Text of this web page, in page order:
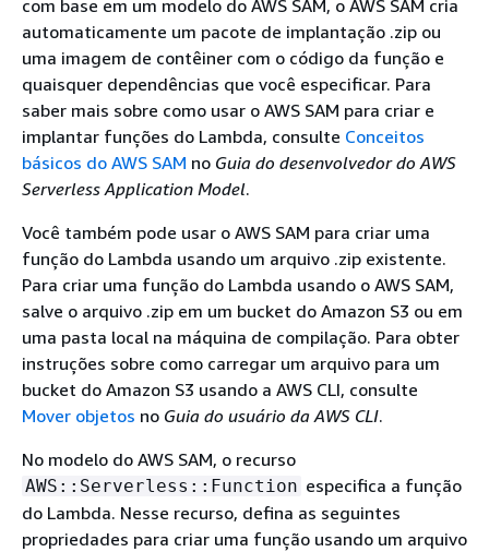
com base em um modelo do AWS SAM, o AWS SAM cria
automaticamente um pacote de implantação .zip ou
uma imagem de contêiner com o código da função e
quaisquer dependências que você especificar. Para
saber mais sobre como usar o AWS SAM para criar e
implantar funções do Lambda, consulte Conceitos
básicos do AWS SAM no Guia do desenvolvedor do AWS
Serverless Application Model.
Você também pode usar o AWS SAM para criar uma
função do Lambda usando um arquivo .zip existente.
Para criar uma função do Lambda usando o AWS SAM,
salve o arquivo .zip em um bucket do Amazon S3 ou em
uma pasta local na máquina de compilação. Para obter
instruções sobre como carregar um arquivo para um
bucket do Amazon S3 usando a AWS CLI, consulte
Mover objetos no Guia do usuário da AWS CLI.
No modelo do AWS SAM, o recurso
AWS::Serverless::Function especifica a função
do Lambda. Nesse recurso, defina as seguintes
propriedades para criar uma função usando um arquivo